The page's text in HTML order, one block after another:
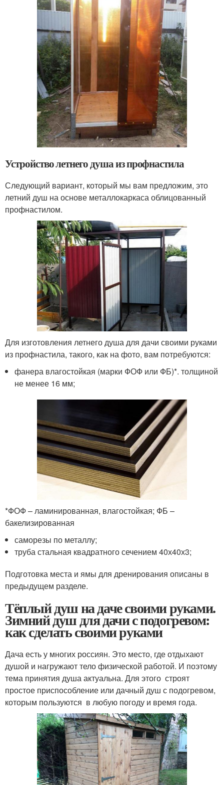
Устройство летнего душа из профнастила
Следующий вариант, который мы вам предложим, это
летний душ на основе металлокаркаса облицованный
профнастилом.
Для изготовления летнего душа для дачи своими руками
из профнастила, такого, как на фото, вам потребуются:
фанера влагостойкая (марки ФОФ или ФБ)*. толщиной
не менее 16 мм;
*ФОФ – ламинированная, влагостойкая; ФБ –
бакелизированная
саморезы по металлу;
труба стальная квадратного сечением 40х40х3;
Подготовка места и ямы для дренирования описаны в
предыдущем разделе.
Тёплый душ на даче своими руками.
Зимний душ для дачи с подогревом:
как сделать своими руками
Дача есть у многих россиян. Это место, где отдыхают
душой и нагружают тело физической работой. И поэтому
тема принятия душа актуальна. Для этого строят
простое приспособление или дачный душ с подогревом,
которым пользуются в любую погоду и время года.